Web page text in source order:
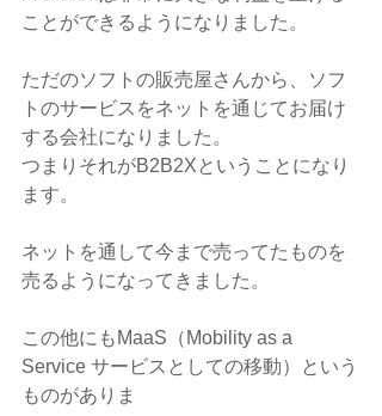
ことができるようになりました。
ただのソフトの販売屋さんから、ソフ
トのサービスをネットを通じてお届け
する会社になりました。
つまりそれがB2B2Xということになり
ます。
ネットを通して今まで売ってたものを
売るようになってきました。
この他にもMaaS（Mobility as a
Service サービスとしての移動）という
ものがありま